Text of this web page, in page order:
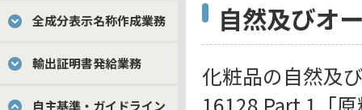
全成分表示名称作成業務
輸出証明書発給業務
自主基準・ガイドライン
自然及びオ
化粧品の自然及